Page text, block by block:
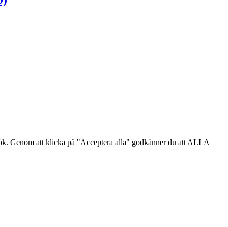
Genom att klicka på "Acceptera alla" godkänner du att ALLA